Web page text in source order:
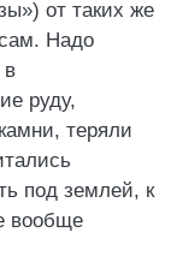
от таких же
Надо
в
руду,
теряли
под землей, к
вообще